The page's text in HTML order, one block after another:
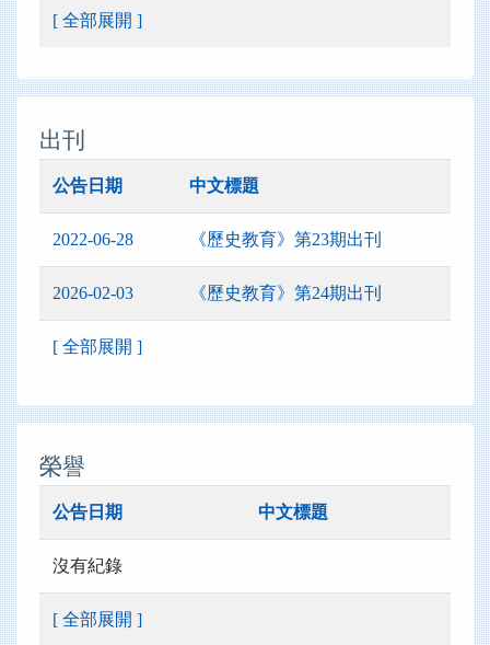
[ 全部展開 ]
出刊
公告日期 中文標題
2022-06-28 《歷史教育》第23期出刊
2026-02-03 《歷史教育》第24期出刊
[ 全部展開 ]
榮譽
公告日期 中文標題
沒有紀錄
[ 全部展開 ]